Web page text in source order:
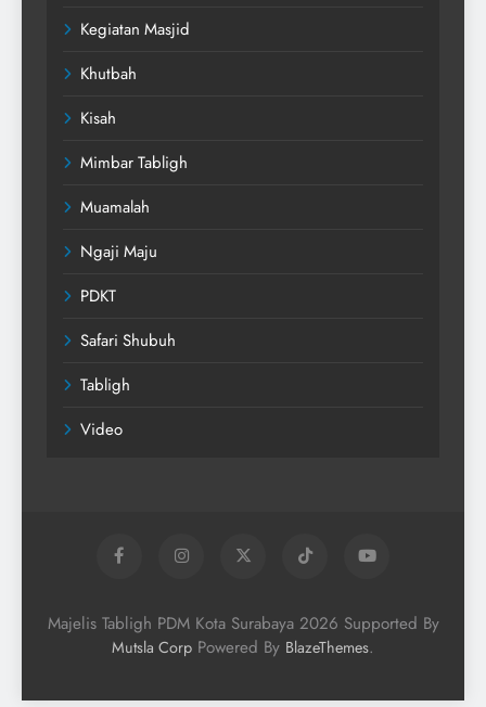
Kegiatan Masjid
Khutbah
Kisah
Mimbar Tabligh
Muamalah
Ngaji Maju
PDKT
Safari Shubuh
Tabligh
Video
Majelis Tabligh PDM Kota Surabaya 2026 Supported By
Mutsla Corp Powered By BlazeThemes.